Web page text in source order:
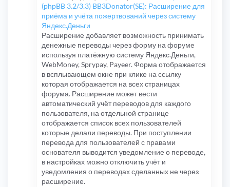
(phpBB 3.2/3.3) BB3Donator(SE): Расширение для
приёма и учёта пожертвований через систему
Яндекс.Деньги
Расширение добавляет возможность принимать
денежные переводы через форму на форуме
используя платёжную систему Яндекс.Деньги,
WebMoney, Sprypay, Payeer. Форма отображается
в всплывающем окне при клике на ссылку
которая отображается на всех страницах
форума. Расширение может вести
автоматический учёт переводов для каждого
пользователя, на отдельной странице
отображается список всех пользователей
которые делали переводы. При поступлении
перевода для пользователей с правами
основателя выводится уведомление о переводе,
в настройках можно отключить учёт и
уведомления о переводах сделанных не через
расширение.